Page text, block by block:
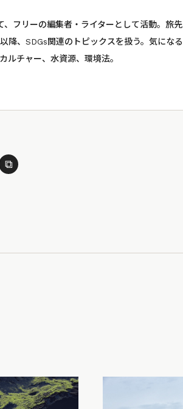
フリーの編集者・ライターとして活動。旅先
降、SDGs関連のトピックスを扱う。気になる
ルチャー、水資源、環境法。
⧉